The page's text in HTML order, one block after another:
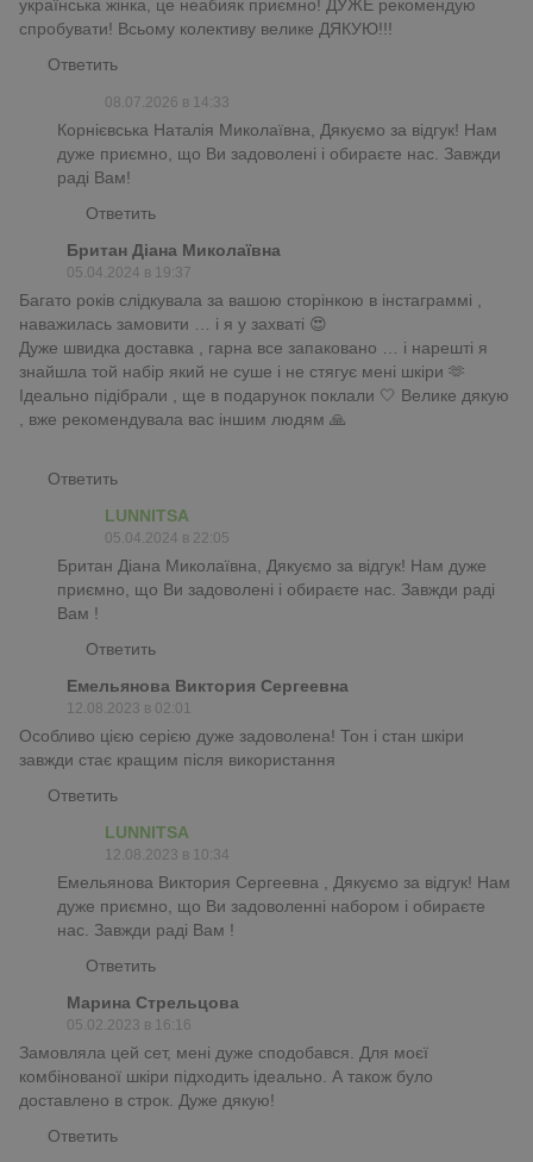
українська жінка, це неабияк приємно! ДУЖЕ рекомендую
спробувати! Всьому колективу велике ДЯКУЮ!!!
Ответить
08.07.2026 в 14:33
Корнієвська Наталія Миколаївна, Дякуємо за відгук! Нам
дуже приємно, що Ви задоволені і обираєте нас. Завжди
раді Вам!
Ответить
Британ Діана Миколаївна
05.04.2024 в 19:37
Багато років слідкувала за вашою сторінкою в інстаграммі ,
наважилась замовити … і я у захваті 😍
Дуже швидка доставка , гарна все запаковано … і нарешті я
знайшла той набір який не суше і не стягує мені шкіри 🫶
Ідеально підібрали , ще в подарунок поклали 🤍 Велике дякую
, вже рекомендувала вас іншим людям 🙏
Ответить
LUNNITSA
05.04.2024 в 22:05
Британ Діана Миколаївна, Дякуємо за відгук! Нам дуже
приємно, що Ви задоволені і обираєте нас. Завжди раді
Вам !
Ответить
Емельянова Виктория Сергеевна
12.08.2023 в 02:01
Особливо цією серією дуже задоволена! Тон і стан шкіри
завжди стає кращим після використання
Ответить
LUNNITSA
12.08.2023 в 10:34
Емельянова Виктория Сергеевна , Дякуємо за відгук! Нам
дуже приємно, що Ви задоволенні набором і обираєте
нас. Завжди раді Вам !
Ответить
Марина Стрельцова
05.02.2023 в 16:16
Замовляла цей сет, мені дуже сподобався. Для моєї
комбінованої шкіри підходить ідеально. А також було
доставлено в строк. Дуже дякую!
Ответить